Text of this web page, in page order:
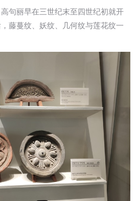
句丽早在三世纪末至四世纪初就开
藤蔓纹、妖纹、几何纹与莲花纹一